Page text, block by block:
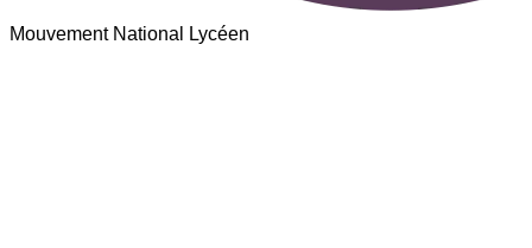
Mouvement National Lycéen